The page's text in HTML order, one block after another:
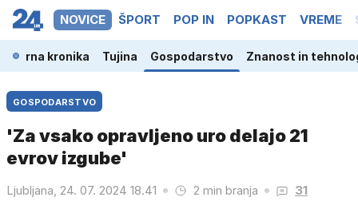
NOVICE ŠPORT POP IN POPKAST VREME
Črna kronika Tujina Gospodarstvo Znanost in
GOSPODARSTVO
'Za vsako opravljeno uro delajo 21
evrov izgube'
Ljubljana, 24. 07. 2024 18.41 2 min branja 31